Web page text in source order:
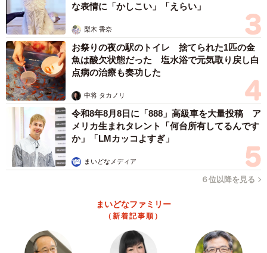
な表情に「かしこい」「えらい」
梨木 香奈
お祭りの夜の駅のトイレ 捨てられた1匹の金
魚は酸欠状態だった 塩水浴で元気取り戻し白
点病の治療も奏功した
中将 タカノリ
令和8年8月8日に「888」高級車を大量投稿 ア
メリカ生まれタレント「何台所有してるんです
か」「LMカッコよすぎ」
まいどなメディア
６位以降を見る
まいどなファミリー
（新着記事順）